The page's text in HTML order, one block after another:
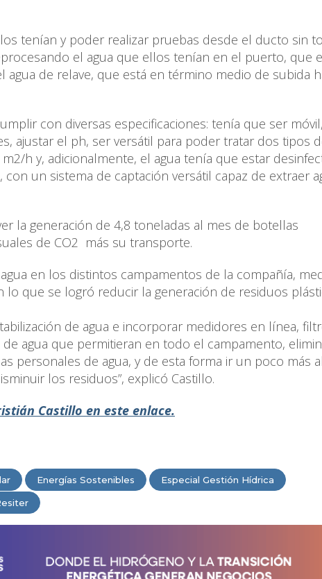
tenían y poder realizar pruebas desde el ducto sin
el agua que ellos tenían en el puerto, que
de relave, que está en término medio de subida
con diversas especificaciones: tenía que ser móvil,
ajustar el ph, ser versátil para poder tratar dos tipos
h y, adicionalmente, el agua tenía que estar
un sistema de captación versátil capaz de extraer
la generación de 4,8 toneladas al mes de botellas
de CO2 más su transporte.
en los distintos campamentos de la compañía,
que se logró reducir la generación de residuos
de agua e incorporar medidores en línea,
agua que permitieran en todo el campamento,
personales de agua, y de esta forma ir un poco más
los residuos”, explicó Castillo.
Castillo en este enlace.
Energías Sostenibles Especial Gestión Hídrica